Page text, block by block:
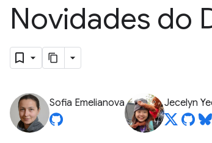
Novidades do
Sofia Emelianova Jecelyn